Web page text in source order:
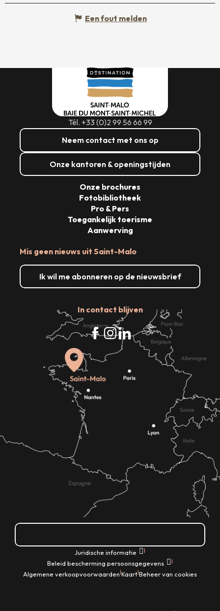
Een fout melden
Tél. +33 (0)2 99 56 66 99
Neem contact met ons op
Onze kantoren & openingstijden
Mis geen nieuws uit Saint-Malo
Ik wil me abonneren op de nieuwsbrief
In contact blijven
Onze brochures
Fotobibliotheek
Pro & Pers
Toegankelijk toerisme
Aanwerving
Juridische informatie |
Beleid bescherming persoonsgegevens |
Algemene verkoopvoorwaarden|Kaart|Beheer van cookies